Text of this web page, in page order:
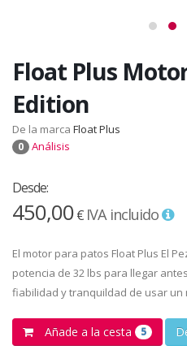
Float Plus
Edition
De la marca Float Plus
0 Análisis
Desde:
450,00€ IVA incluido
El motor para patos Float Plus El
potencia de 32 lbs para llegar
fiabilidad y tranquildad de usar un
Añade a la cesta 5